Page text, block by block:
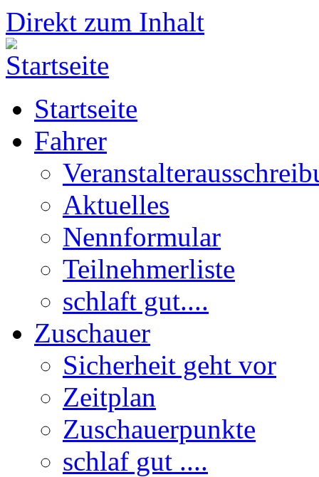
Direkt zum Inhalt
Startseite
Fahrer
Aktuelles
Nennformular
Teilnehmerliste
schlaft gut....
Zuschauer
Sicherheit geht vor
Zeitplan
Zuschauerpunkte
schlaf gut ....